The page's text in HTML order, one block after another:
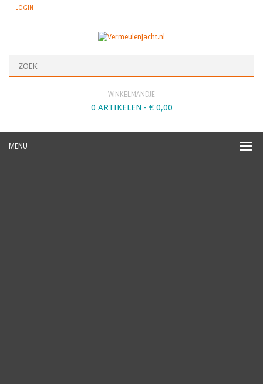
LOGIN
WINKELMANDJE
0 ARTIKELEN - €0,00
MENU